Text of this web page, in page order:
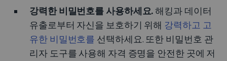
강력한 비밀번호를 사용하세요.해킹과 데이터
유출로부터 자신을 보호하기 위해 강력하고 고
유한 비밀번호를 선택하세요. 또한 비밀번호 관
리자 도구를 사용해 자격 증명을 안전한 곳에 저